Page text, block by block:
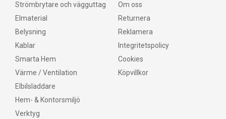
Strömbrytare och vägguttag
Elmaterial
Belysning
Kablar
Smarta Hem
Värme / Ventilation
Elbilsladdare
Hem- & Kontorsmiljö
Verktyg
Om oss
Returnera
Reklamera
Integritetspolicy
Cookies
Köpvillkor